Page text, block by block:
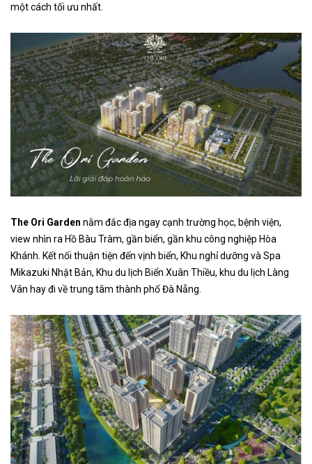
một cách tối ưu nhất.
The Ori Garden nằm đắc địa ngay cạnh trường học, bệnh viện,
view nhìn ra Hồ Bàu Tràm, gần biển, gần khu công nghiệp Hòa
Khánh. Kết nối thuận tiện đến vịnh biển, Khu nghỉ dưỡng và Spa
Mikazuki Nhật Bản, Khu du lịch Biển Xuân Thiều, khu du lịch Làng
Vân hay đi về trung tâm thành phố Đà Nẵng.